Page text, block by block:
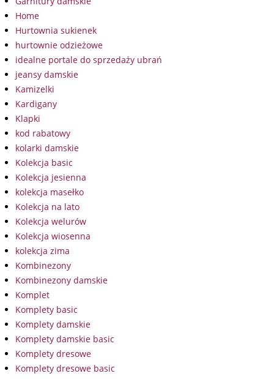
Home
Hurtownia sukienek
hurtownie odzieżowe
idealne portale do sprzedaży ubrań
jeansy damskie
Kamizelki
Kardigany
Klapki
kod rabatowy
kolarki damskie
Kolekcja basic
Kolekcja jesienna
kolekcja masełko
Kolekcja na lato
Kolekcja welurów
Kolekcja wiosenna
kolekcja zima
Kombinezony
Kombinezony damskie
Komplet
Komplety basic
Komplety damskie
Komplety damskie basic
Komplety dresowe
Komplety dresowe basic